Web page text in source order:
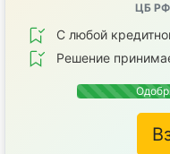
ЦБ
С любой
Решение